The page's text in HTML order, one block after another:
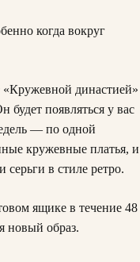
когда вокруг
династией»
появляться у вас
— по одной
кружевные платья, и
в стиле ретро.
ящике в течение 48
новый образ.